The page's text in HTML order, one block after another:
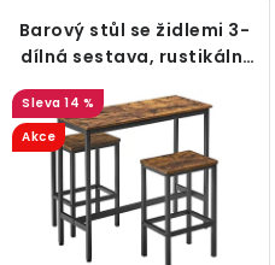
p
r
o
d
u
p
r
o
d
Barový stůl se židlemi 3-
dílná sestava, rustikální
hnědo-černá
14 %
Akce